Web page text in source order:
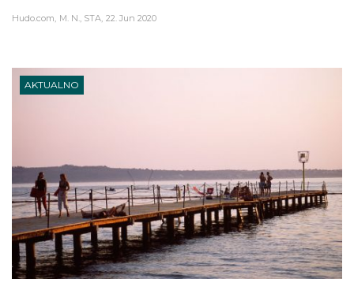
Hudo.com M. N., STA 22. Jun 2020
AKTUALNO